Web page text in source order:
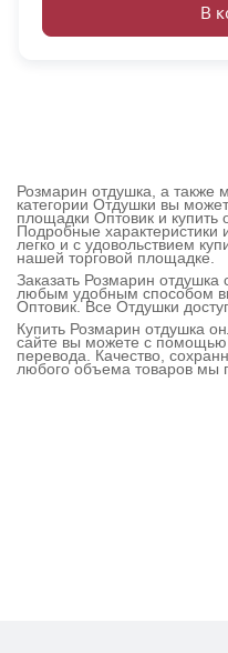
В
Розмарин отдушка, а также
категории Отдушки вы
площадки Оптовик и купить
Подробные характеристики
легко и с удовольствием
нашей торговой площадке.
Заказать Розмарин отдушка
любым удобным способом
Оптовик. Все Отдушки
Купить Розмарин отдушка
сайте вы можете с помощью
перевода. Качество,
любого объема товаров мы